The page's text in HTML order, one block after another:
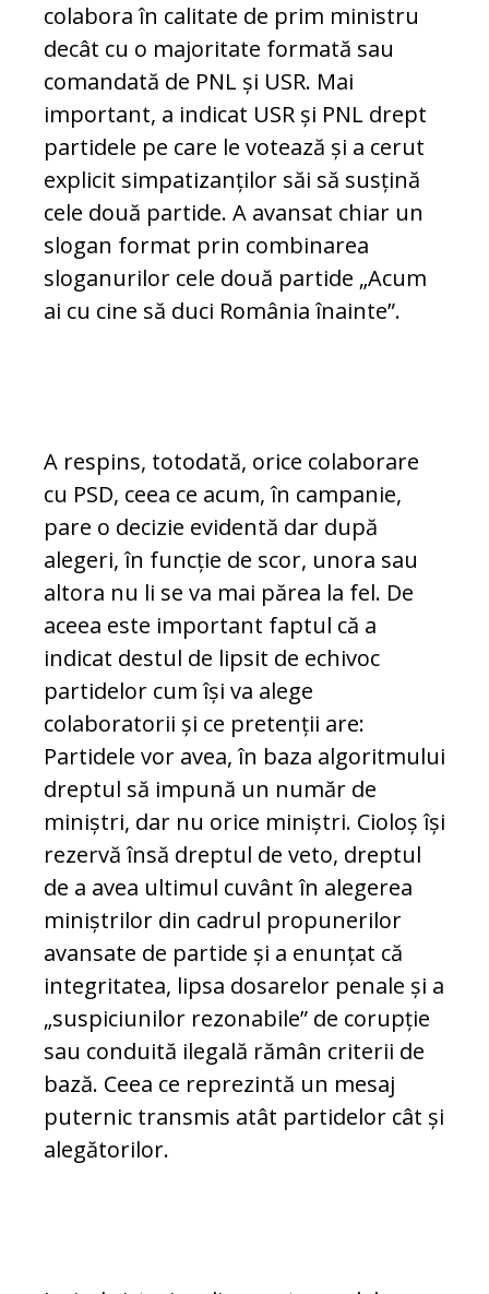
colabora în calitate de prim ministru
decât cu o majoritate formată sau
comandată de PNL și USR. Mai
important, a indicat USR și PNL drept
partidele pe care le votează și a cerut
explicit simpatizanților săi să susțină
cele două partide. A avansat chiar un
slogan format prin combinarea
sloganurilor cele două partide „Acum
ai cu cine să duci România înainte”.
A respins, totodată, orice colaborare
cu PSD, ceea ce acum, în campanie,
pare o decizie evidentă dar după
alegeri, în funcție de scor, unora sau
altora nu li se va mai părea la fel. De
aceea este important faptul că a
indicat destul de lipsit de echivoc
partidelor cum își va alege
colaboratorii și ce pretenții are:
Partidele vor avea, în baza algoritmului
dreptul să impună un număr de
miniștri, dar nu orice miniștri. Cioloș își
rezervă însă dreptul de veto, dreptul
de a avea ultimul cuvânt în alegerea
miniștrilor din cadrul propunerilor
avansate de partide și a enunțat că
integritatea, lipsa dosarelor penale și a
„suspiciunilor rezonabile” de corupție
sau conduită ilegală rămân criterii de
bază. Ceea ce reprezintă un mesaj
puternic transmis atât partidelor cât și
alegătorilor.